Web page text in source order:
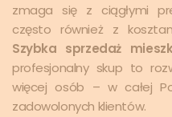
zmaga się z ciągłymi
często również z
Szybka sprzedaż
profesjonalny skup to
więcej osób – w całej
zadowolonych klientów.